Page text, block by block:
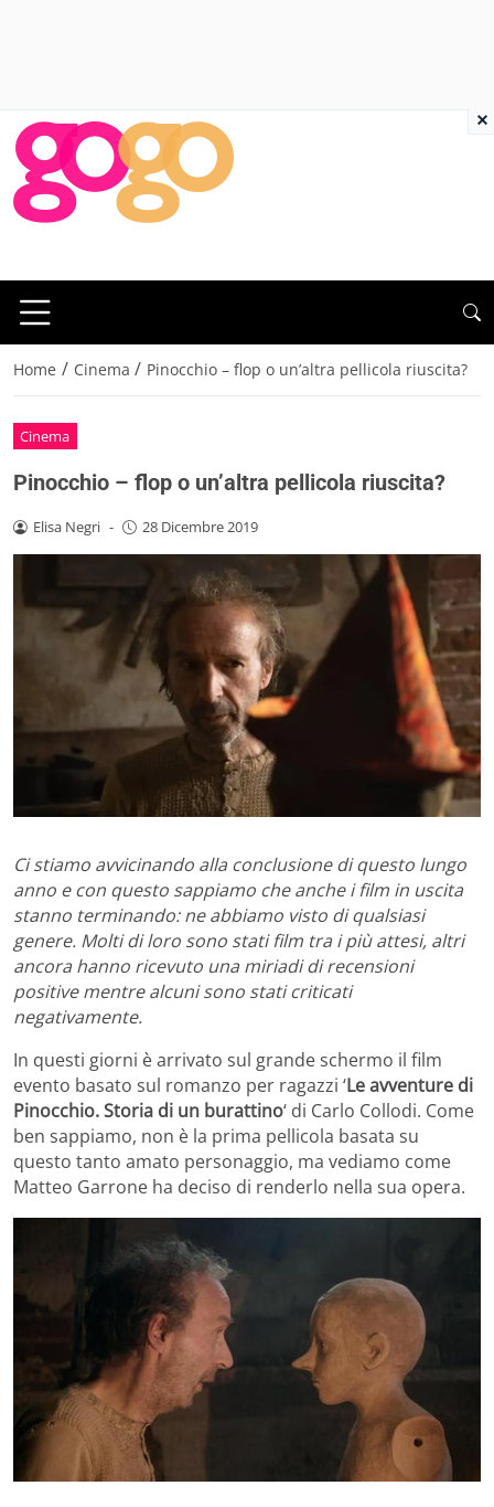
Home / Cinema / Pinocchio – flop o un’altra pellicola riuscita?
Cinema
Pinocchio – flop o un’altra pellicola riuscita?
Elisa Negri - 28 Dicembre 2019
Ci stiamo avvicinando alla conclusione di questo lungo
anno e con questo sappiamo che anche i film in uscita
stanno terminando: ne abbiamo visto di qualsiasi
genere. Molti di loro sono stati film tra i più attesi, altri
ancora hanno ricevuto una miriadi di recensioni
positive mentre alcuni sono stati criticati
negativamente.
In questi giorni è arrivato sul grande schermo il film
evento basato sul romanzo per ragazzi ‘Le avventure di
Pinocchio. Storia di un burattino‘ di Carlo Collodi. Come
ben sappiamo, non è la prima pellicola basata su
questo tanto amato personaggio, ma vediamo come
Matteo Garrone ha deciso di renderlo nella sua opera.
×